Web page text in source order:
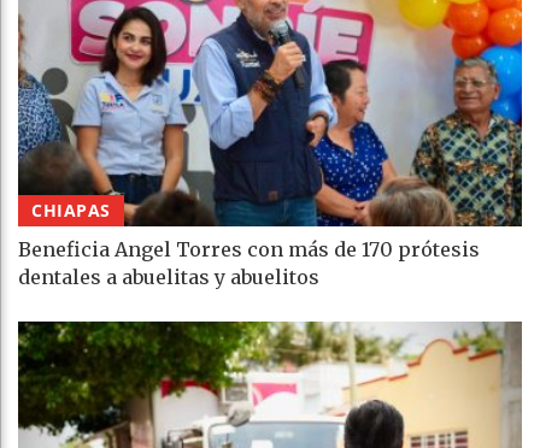
CHIAPAS
Beneficia Angel Torres con más de 170 prótesis
dentales a abuelitas y abuelitos